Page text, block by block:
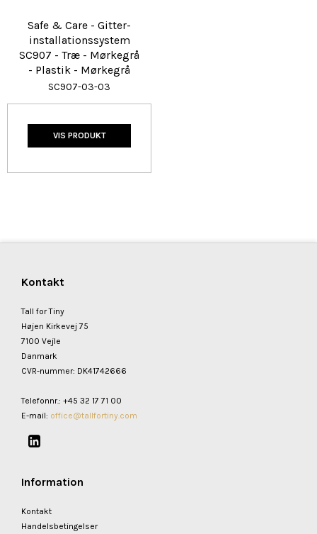
Safe & Care - Gitter-
installationssystem
SC907 - Træ - Mørkegrå
- Plastik - Mørkegrå
SC907-03-03
VIS PRODUKT
Kontakt
Tall for Tiny
Højen Kirkevej 75
7100 Vejle
Danmark
CVR-nummer: DK41742666
Telefonnr.: +45 32 17 71 00
E-mail: office@tallfortiny.com
Information
Kontakt
Handelsbetingelser